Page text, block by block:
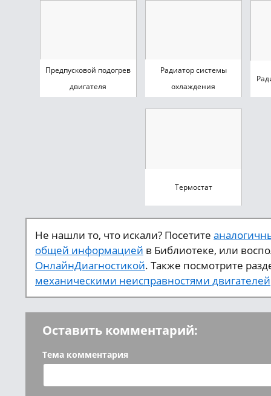
Предпусковой подогрев
двигателя
Радиатор системы
охлаждения
Термостат
Не нашли то, что искали? Посетите
общей информацией в Библиотеке, или
ОнлайнДиагностикой. Также посмотрите
механическими неисправностями двигателей
Оставить комментарий:
Тема комментария